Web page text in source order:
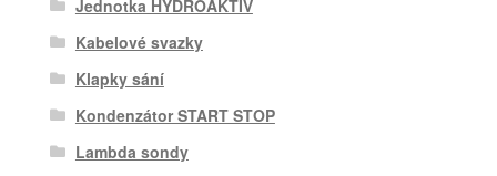
Jednotka HYDROAKTIV
Kabelové svazky
Klapky sání
Kondenzátor START STOP
Lambda sondy